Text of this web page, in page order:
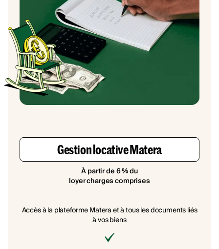
Gestion locative Matera
À partir de 6 % du
loyer charges comprises
Accès à la plateforme Matera et à tous les documents liés
à vos biens